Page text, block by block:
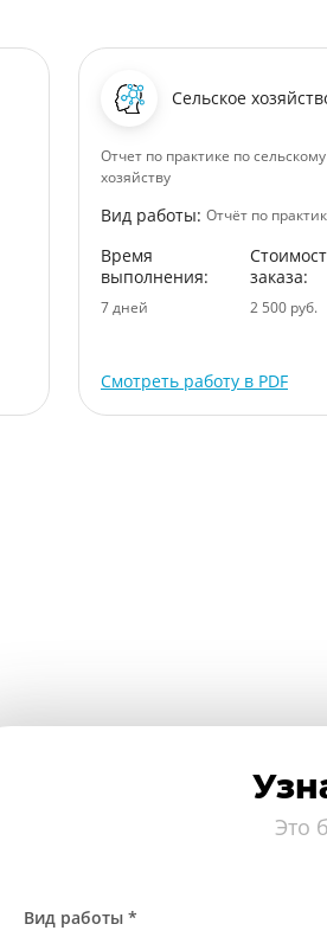
Сельское
Отчет по практике по сельскому
хозяйству
Вид работы: Отчёт по
Время
выполнения:
7 дней
заказа:
2 500 руб.
Смотреть работу в PDF
Это
Вид работы *